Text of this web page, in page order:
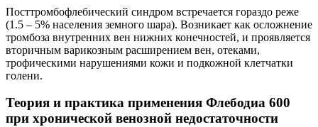
Посттромбофлебический синдром встречается гораздо реже
(1.5 – 5% населения земного шара). Возникает как осложнение
тромбоза внутренних вен нижних конечностей, и проявляется
вторичным варикозным расширением вен, отеками,
трофическими нарушениями кожи и подкожной клетчатки
голени.
Теория и практика применения Флебодиа 600
при хронической венозной недостаточности